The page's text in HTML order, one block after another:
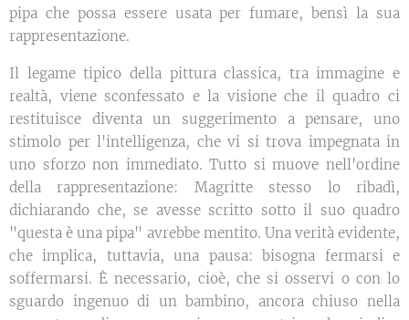
pipa che possa essere usata per fumare, bensì la sua
rappresentazione.
Il legame tipico della pittura classica, tra immagine e
realtà, viene sconfessato e la visione che il quadro ci
restituisce diventa un suggerimento a pensare, uno
stimolo per l'intelligenza, che vi si trova impegnata in
uno sforzo non immediato. Tutto si muove nell'ordine
della rappresentazione: Magritte stesso lo ribadì,
dichiarando che, se avesse scritto sotto il suo quadro
"questa è una pipa" avrebbe mentito. Una verità evidente,
che implica, tuttavia, una pausa: bisogna fermarsi e
soffermarsi. È necessario, cioè, che si osservi o con lo
sguardo ingenuo di un bambino, ancora chiuso nella